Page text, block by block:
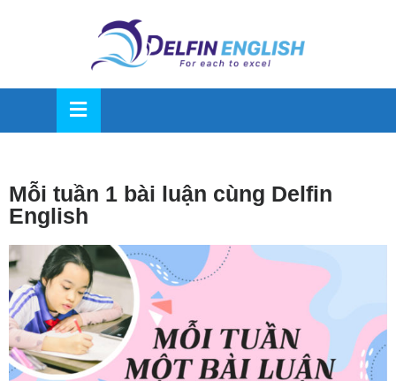
Mỗi tuần 1 bài luận cùng Delfin
English